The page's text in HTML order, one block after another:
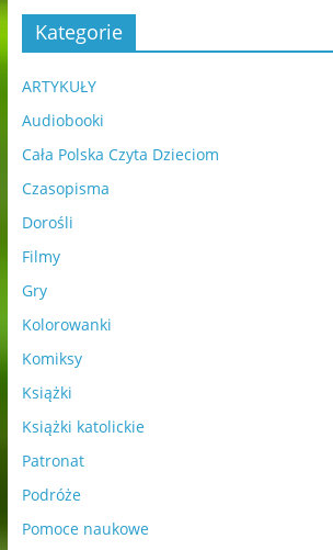
Kategorie
ARTYKUŁY
Audiobooki
Cała Polska Czyta Dzieciom
Czasopisma
Dorośli
Filmy
Gry
Kolorowanki
Komiksy
Książki
Książki katolickie
Patronat
Podróże
Pomoce naukowe